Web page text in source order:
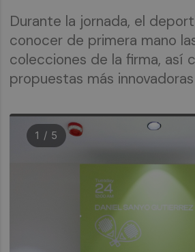
Durante la jornada, el
conocer de primera mano
colecciones de la firma, así
propuestas más
1 / 5